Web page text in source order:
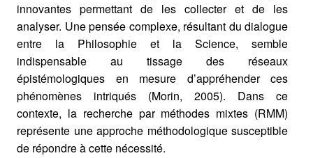
innovantes permettant de les collecter et de les
analyser. Une pensée complexe, résultant du dialogue
entre la Philosophie et la Science, semble
indispensable au tissage des réseaux
épistémologiques en mesure d’appréhender ces
phénomènes intriqués (Morin, 2005). Dans ce
contexte, la recherche par méthodes mixtes (RMM)
représente une approche méthodologique susceptible
de répondre à cette nécessité.